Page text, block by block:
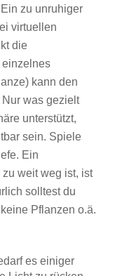
zu unruhiger
virtuellen
die
einzelnes
kann den
was gezielt
unterstützt,
sein. Spiele
Ein
weit weg ist, ist
solltest du
Pflanzen o.ä.
es einiger